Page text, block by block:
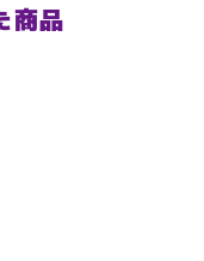
商品